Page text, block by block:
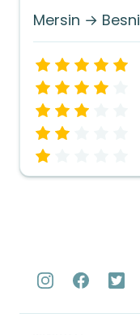
Mersin → Besni